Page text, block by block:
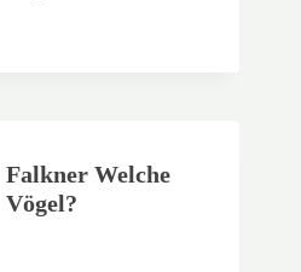
Falkner Welche
Vögel?